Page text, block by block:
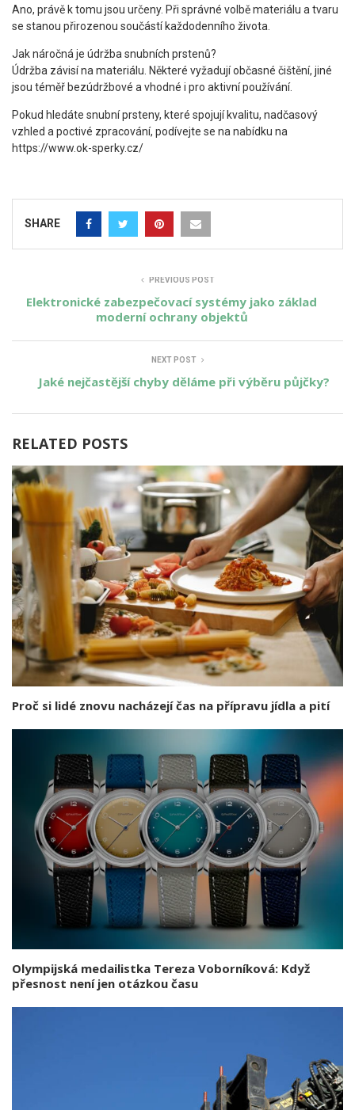
Ano, právě k tomu jsou určeny. Při správné volbě materiálu a tvaru
se stanou přirozenou součástí každodenního života.
Jak náročná je údržba snubních prstenů?
Údržba závisí na materiálu. Některé vyžadují občasné čištění, jiné
jsou téměř bezúdržbové a vhodné i pro aktivní používání.
Pokud hledáte snubní prsteny, které spojují kvalitu, nadčasový
vzhled a poctivé zpracování, podívejte se na nabídku na
https://www.ok-sperky.cz/
SHARE
PREVIOUS POST
Elektronické zabezpečovací systémy jako základ
moderní ochrany objektů
NEXT POST
Jaké nejčastější chyby děláme při výběru půjčky?
RELATED POSTS
Proč si lidé znovu nacházejí čas na přípravu jídla a pití
Olympijská medailistka Tereza Voborníková: Když
přesnost není jen otázkou času